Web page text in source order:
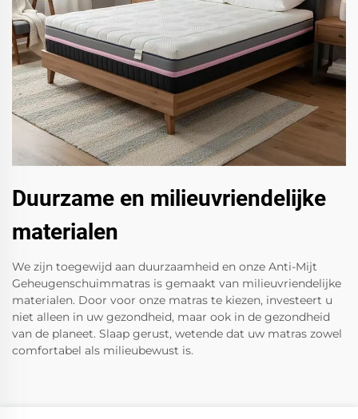
Duurzame en milieuvriendelijke
materialen
We zijn toegewijd aan duurzaamheid en onze Anti-Mijt
Geheugenschuimmatras is gemaakt van milieuvriendelijke
materialen. Door voor onze matras te kiezen, investeert u
niet alleen in uw gezondheid, maar ook in de gezondheid
van de planeet. Slaap gerust, wetende dat uw matras zowel
comfortabel als milieubewust is.